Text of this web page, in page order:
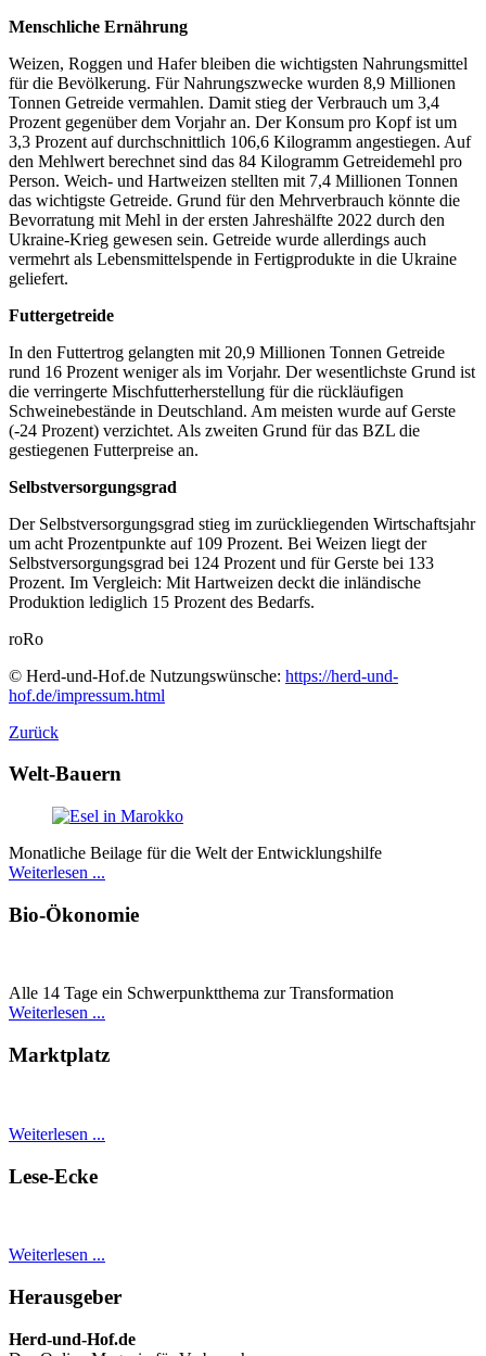
Menschliche Ernährung
Weizen, Roggen und Hafer bleiben die wichtigsten Nahrungsmittel
für die Bevölkerung. Für Nahrungszwecke wurden 8,9 Millionen
Tonnen Getreide vermahlen. Damit stieg der Verbrauch um 3,4
Prozent gegenüber dem Vorjahr an. Der Konsum pro Kopf ist um
3,3 Prozent auf durchschnittlich 106,6 Kilogramm angestiegen. Auf
den Mehlwert berechnet sind das 84 Kilogramm Getreidemehl pro
Person. Weich- und Hartweizen stellten mit 7,4 Millionen Tonnen
das wichtigste Getreide. Grund für den Mehrverbrauch könnte die
Bevorratung mit Mehl in der ersten Jahreshälfte 2022 durch den
Ukraine-Krieg gewesen sein. Getreide wurde allerdings auch
vermehrt als Lebensmittelspende in Fertigprodukte in die Ukraine
geliefert.
Futtergetreide
In den Futtertrog gelangten mit 20,9 Millionen Tonnen Getreide
rund 16 Prozent weniger als im Vorjahr. Der wesentlichste Grund ist
die verringerte Mischfutterherstellung für die rückläufigen
Schweinebestände in Deutschland. Am meisten wurde auf Gerste
(-24 Prozent) verzichtet. Als zweiten Grund für das BZL die
gestiegenen Futterpreise an.
Selbstversorgungsgrad
Der Selbstversorgungsgrad stieg im zurückliegenden Wirtschaftsjahr
um acht Prozentpunkte auf 109 Prozent. Bei Weizen liegt der
Selbstversorgungsgrad bei 124 Prozent und für Gerste bei 133
Prozent. Im Vergleich: Mit Hartweizen deckt die inländische
Produktion lediglich 15 Prozent des Bedarfs.
roRo
© Herd-und-Hof.de Nutzungswünsche: https://herd-und-
hof.de/impressum.html
Zurück
Welt-Bauern
Monatliche Beilage für die Welt der Entwicklungshilfe
Weiterlesen ...
Bio-Ökonomie
Alle 14 Tage ein Schwer­punkt­thema zur Transformation
Weiterlesen ...
Marktplatz
Weiterlesen ...
Lese-Ecke
Weiterlesen ...
Herausgeber
Herd-und-Hof.de